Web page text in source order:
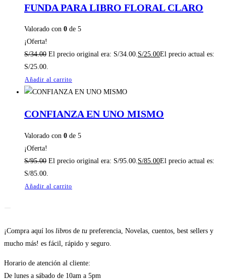
FUNDA PARA LIBRO FLORAL CLARO
Valorado con 0 de 5
¡Oferta!
S/34.00 El precio original era: S/34.00.S/25.00El precio actual es:
S/25.00.
Añadir al carrito
CONFIANZA EN UNO MISMO
Valorado con 0 de 5
¡Oferta!
S/95.00 El precio original era: S/95.00. S/85.00El precio actual es:
S/85.00.
Añadir al carrito
¡Compra aquí los libros de tu preferencia, Novelas, cuentos, best sellers y
mucho más! es fácil, rápido y seguro.
Horario de atención al cliente:
De lunes a sábado de 10am a 5pm